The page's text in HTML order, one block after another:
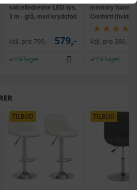
solcelledrevne LED-lys,
3 m - grå, med krydsfod
Vejl. pris 709,- 579,-
På lager
memory foam -
Conforti (hvid/
Vejl. pris 386,-
På lager
TILBUD TILBUD